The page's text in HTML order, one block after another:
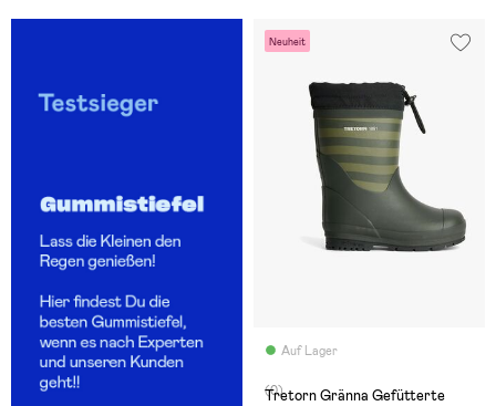
Neuheit
Auf Lager
(0)
Tretorn Gränna Gefütterte